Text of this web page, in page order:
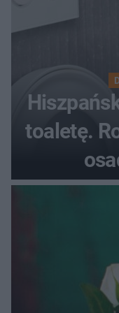
toaletę.